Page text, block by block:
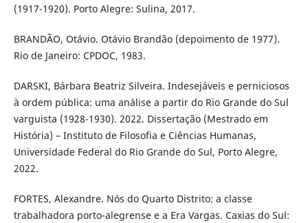
(1917-1920). Porto Alegre: Sulina, 2017.
BRANDÃO, Otávio. Otávio Brandão (depoimento de 1977).
Rio de Janeiro: CPDOC, 1983.
DARSKI, Bárbara Beatriz Silveira. Indesejáveis e perniciosos
à ordem pública: uma análise a partir do Rio Grande do Sul
varguista (1928-1930). 2022. Dissertação (Mestrado em
História) – Instituto de Filosofia e Ciências Humanas,
Universidade Federal do Rio Grande do Sul, Porto Alegre,
2022.
FORTES, Alexandre. Nós do Quarto Distrito: a classe
trabalhadora porto-alegrense e a Era Vargas. Caxias do Sul: